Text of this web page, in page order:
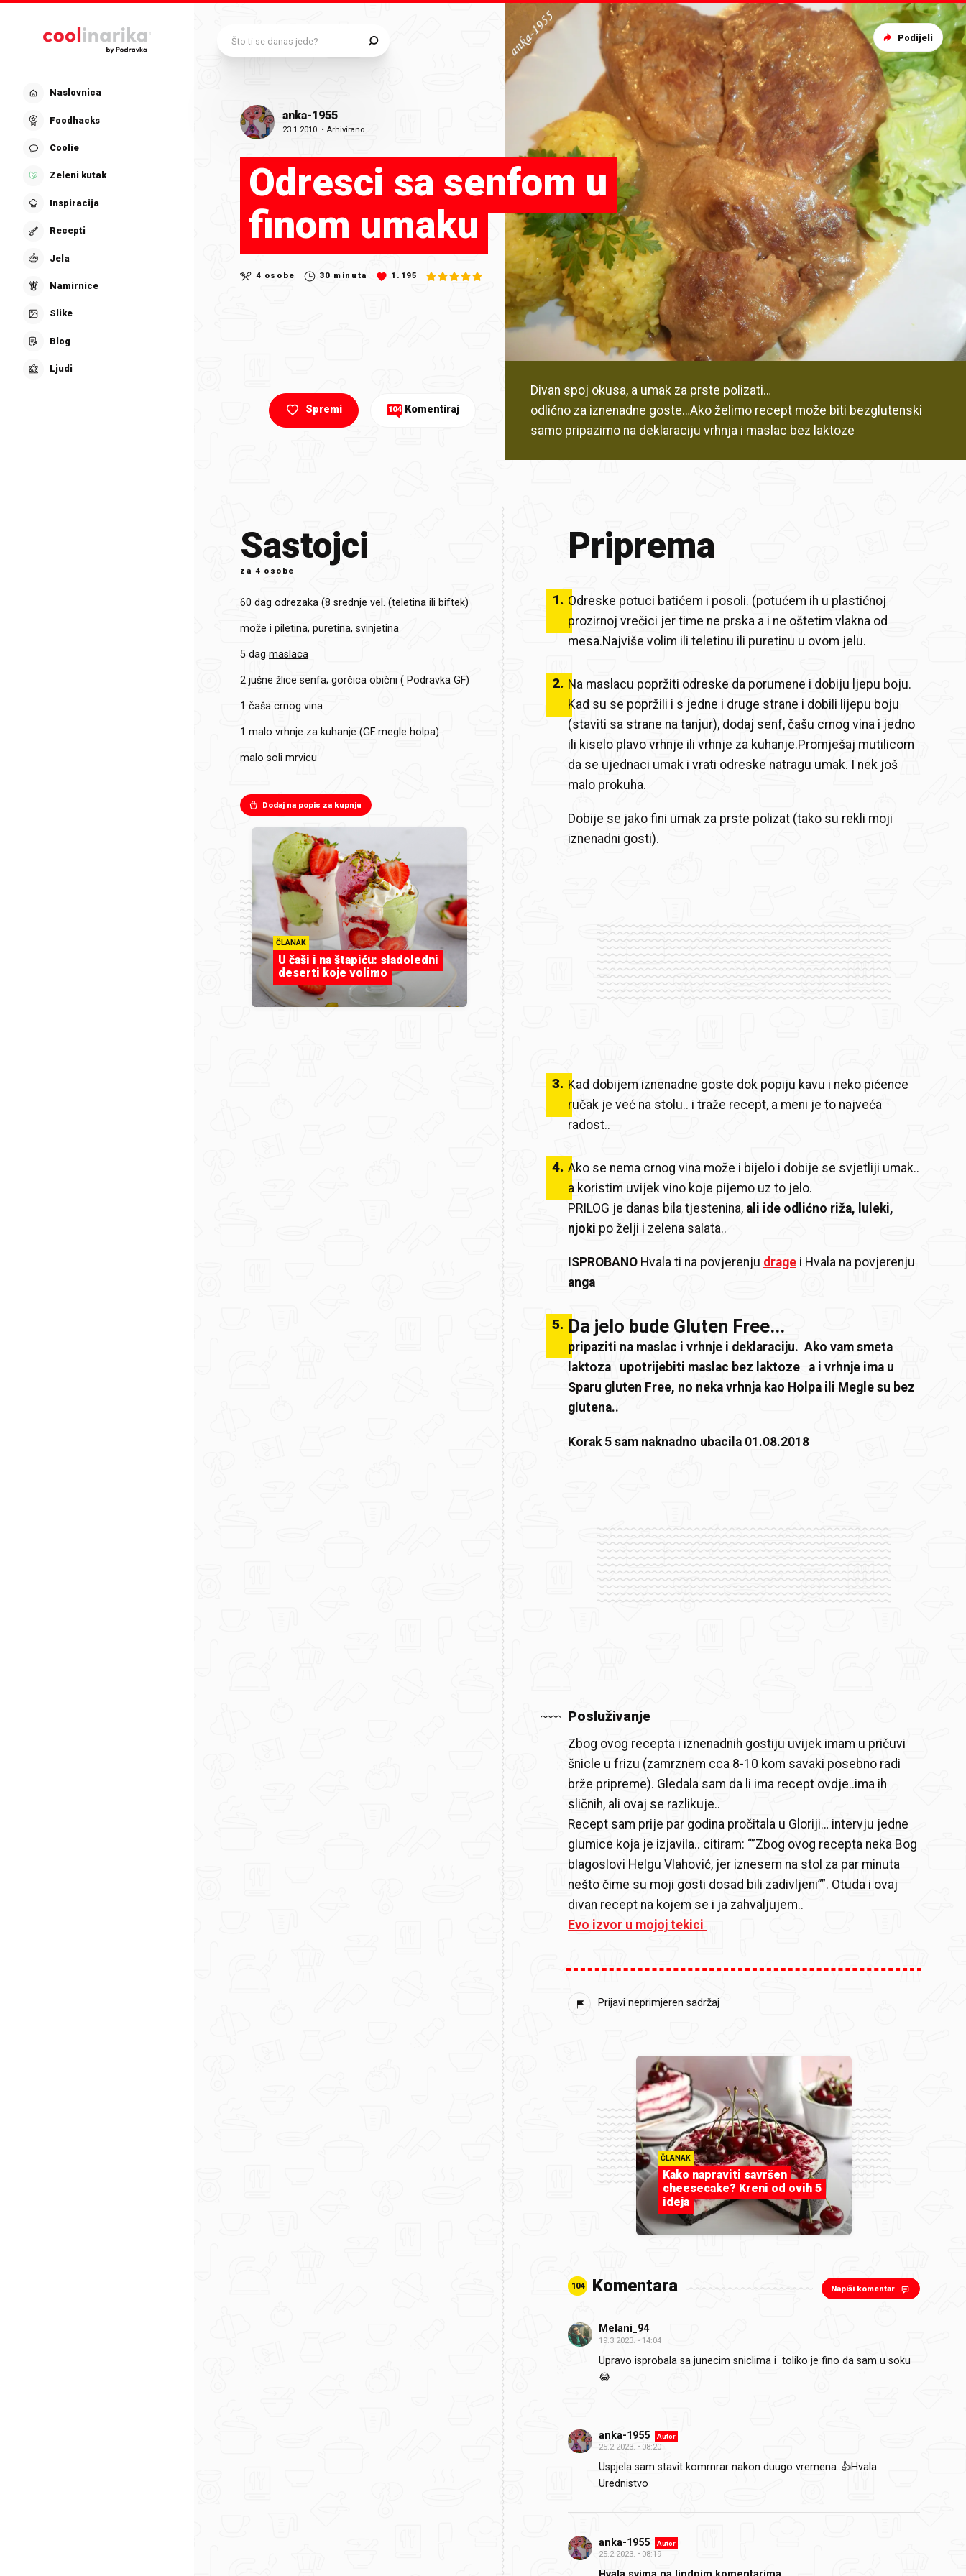
Naslovnica
Foodhacks
Coolie
Zeleni kutak
Inspiracija
Recepti
Jela
Namirnice
Slike
Blog
Ljudi
anka-1955
23.1.2010. •Arhivirano
Odresci sa senfom u
finom umaku
4 osobe 30 minuta 1.195
Divan spoj okusa, a umak za prste polizati…
odlićno za iznenadne goste…Ako želimo recept može biti bezglutenski
samo pripazimo na deklaraciju vrhnja i maslac bez laktoze
Spremi 104 Komentiraj
Podijeli
Sastojci
za 4 osobe
60 dag odrezaka (8 srednje vel. (teletina ili biftek)
može i piletina, puretina, svinjetina
5 dag maslaca
2 jušne žlice senfa; gorčica obični ( Podravka GF)
1 čaša crnog vina
1 malo vrhnje za kuhanje (GF megle holpa)
malo soli mrvicu
Dodaj na popis za kupnju
ČLANAK
U čaši i na štapiću: sladoledni
deserti koje volimo
Priprema
1. Odreske potuci batićem i posoli. (potućem ih u plastićnoj
prozirnoj vrečici jer time ne prska a i ne oštetim vlakna od
mesa.Najviše volim ili teletinu ili puretinu u ovom jelu.
2. Na maslacu popržiti odreske da porumene i dobiju ljepu boju.
Kad su se popržili i s jedne i druge strane i dobili lijepu boju
(staviti sa strane na tanjur), dodaj senf, čašu crnog vina i jedno
ili kiselo plavo vrhnje ili vrhnje za kuhanje.Promješaj mutilicom
da se ujednaci umak i vrati odreske natragu umak. I nek još
malo prokuha.
Dobije se jako fini umak za prste polizat (tako su rekli moji
iznenadni gosti).
3. Kad dobijem iznenadne goste dok popiju kavu i neko pićence
ručak je već na stolu.. i traže recept, a meni je to najveća
radost..
4. Ako se nema crnog vina može i bijelo i dobije se svjetliji umak..
a koristim uvijek vino koje pijemo uz to jelo.
PRILOG je danas bila tjestenina, ali ide odlićno riža, luleki,
njoki po želji i zelena salata..
ISPROBANO Hvala ti na povjerenju drage i Hvala na povjerenju
anga
5. Da jelo bude Gluten Free...
pripaziti na maslac i vrhnje i deklaraciju. Ako vam smeta
laktoza upotrijebiti maslac bez laktoze a i vrhnje ima u
Sparu gluten Free, no neka vrhnja kao Holpa ili Megle su bez
glutena..
Korak 5 sam naknadno ubacila 01.08.2018
Posluživanje
Zbog ovog recepta i iznenadnih gostiju uvijek imam u pričuvi
šnicle u frizu (zamrznem cca 8-10 kom savaki posebno radi
brže pripreme). Gledala sam da li ima recept ovdje..ima ih
sličnih, ali ovaj se razlikuje..
Recept sam prije par godina pročitala u Gloriji… intervju jedne
glumice koja je izjavila.. citiram: “”Zbog ovog recepta neka Bog
blagoslovi Helgu Vlahović, jer iznesem na stol za par minuta
nešto čime su moji gosti dosad bili zadivljeni””. Otuda i ovaj
divan recept na kojem se i ja zahvaljujem..
Evo izvor u mojoj tekici
Prijavi neprimjeren sadržaj
ČLANAK
Kako napraviti savršen
cheesecake? Kreni od ovih 5
ideja
104 Komentara Napiši komentar
Melani_94
19.3.2023. 14:04
Upravo isprobala sa junecim sniclima i toliko je fino da sam u soku
😂
anka-1955 Autor
25.2.2023. 08:20
Uspjela sam stavit komrnrar nakon duugo vremena..👍Hvala
Urednistvo
anka-1955 Autor
25.2.2023. 08:19
Što ti se danas jede?